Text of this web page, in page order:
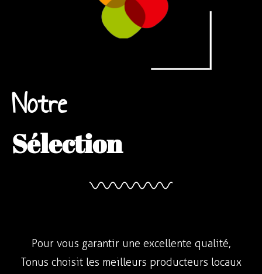
Notre
Sélection
Pour vous garantir une excellente qualité,
Tonus choisit les meilleurs producteurs locaux